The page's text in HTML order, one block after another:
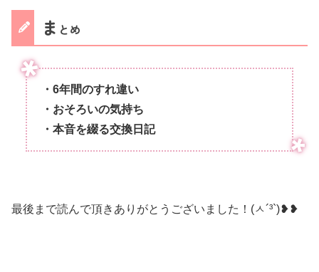
ま とめ
・6年間のすれ違い
・おそろいの気持ち
・本音を綴る交換日記
最後まで読んで頂きありがとうございました！(ㅅ´³`)❥❥